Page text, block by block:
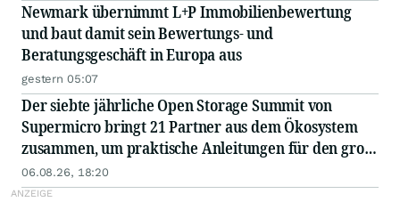
Newmark übernimmt L+P Immobilienbewertung
und baut damit sein Bewertungs- und
Beratungsgeschäft in Europa aus
gestern 05:07
Der siebte jährliche Open Storage Summit von
Supermicro bringt 21 Partner aus dem Ökosystem
zusammen, um praktische Anleitungen für den groß
angelegten Einsatz von KI in Unternehmen
auszutauschen
06.08.26, 18:20